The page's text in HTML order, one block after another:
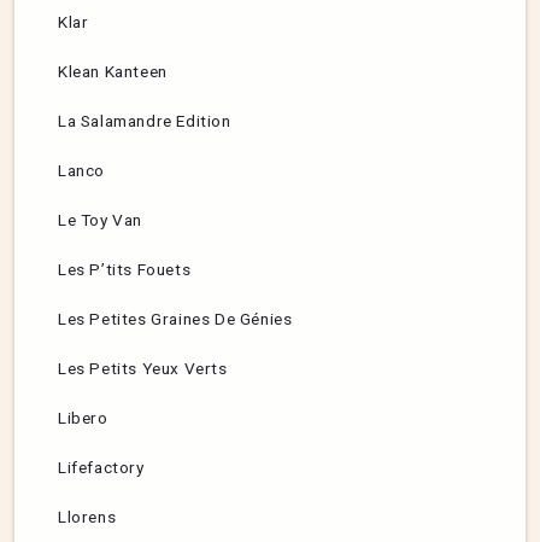
Klar
Klean Kanteen
La Salamandre Edition
Lanco
Le Toy Van
Les P’tits Fouets
Les Petites Graines De Génies
Les Petits Yeux Verts
Libero
Lifefactory
Llorens